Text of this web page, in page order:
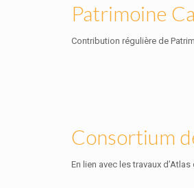
Patrimoine
Contribution régulière de
Consortium
En lien avec les travaux